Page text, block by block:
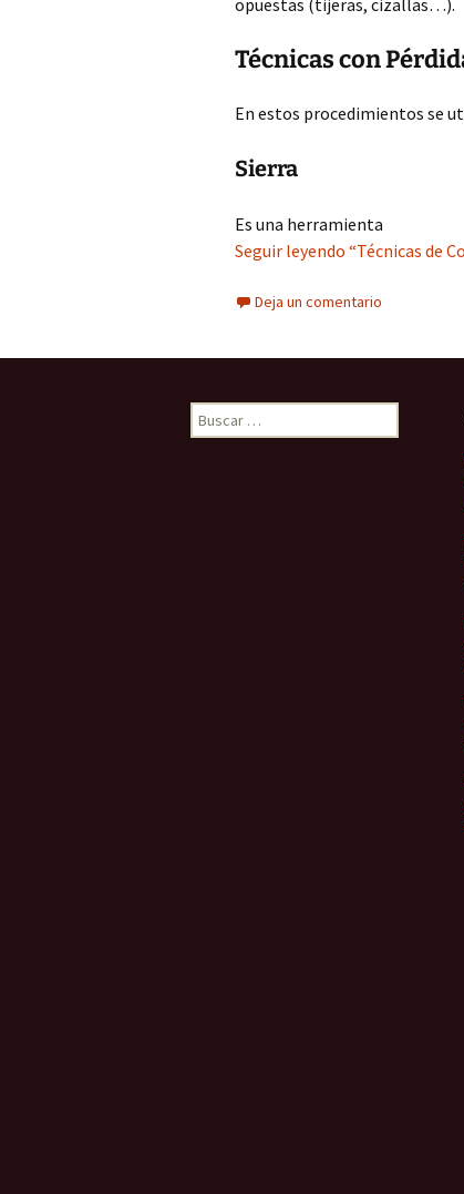
opuestas (tijeras, cizallas…).
Técnicas con
En estos procedimientos se
Sierra
Es una herramienta
Seguir leyendo “Técnicas de
Deja un comentario
Buscar: